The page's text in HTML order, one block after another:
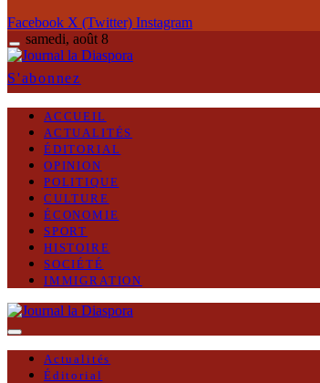
Facebook X (Twitter) Instagram
samedi, août 8
S'abonnez
ACCUEIL
ACTUALITÉS
ÉDITORIAL
OPINION
POLITIQUE
CULTURE
ÉCONOMIE
SPORT
HISTOIRE
SOCIÉTÉ
IMMIGRATION
Actualités
Éditorial